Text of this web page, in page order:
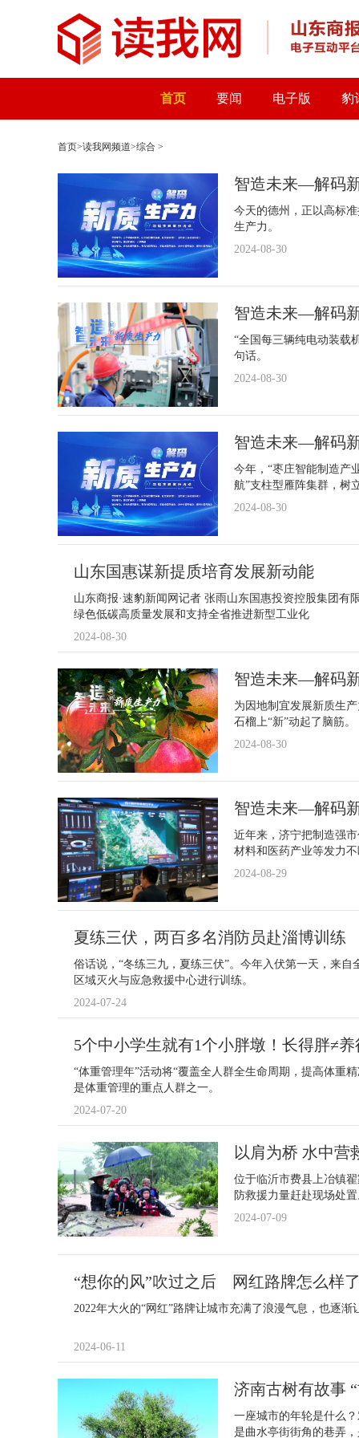
首页 要闻 电子版 豹
首页>读我网频道>综合 >
智造未来—解码
今天的德州，正以高标
生产力。
2024-08-30
智造未来—解码
“全国每三辆纯电动装载
句话。
2024-08-30
智造未来—解码
今年，“枣庄智能制造产
航”支柱型雁阵集群，树
2024-08-30
山东国惠谋新提质培育发展新动能
山东商报·速豹新闻网记者 张雨山东国惠投资控股集团有
绿色低碳高质量发展和支持全省推进新型工业化
2024-08-30
智造未来—解码
为因地制宜发展新质生
石榴上“新”动起了脑筋。
2024-08-30
智造未来—解码
近年来，济宁把制造强
材料和医药产业等发力
2024-08-29
夏练三伏，两百多名消防员赴淄博训练
俗话说，“冬练三九，夏练三伏”。今年入伏第一天，来
区域灭火与应急救援中心进行训练。
2024-07-24
5个中小学生就有1个小胖墩！长得胖≠养
“体重管理年”活动将“覆盖全人群全生命周期，提高体重
是体重管理的重点人群之一。
2024-07-20
以肩为桥 水中营
位于临沂市费县上冶镇
防救援力量赶赴现场处
2024-07-09
“想你的风”吹过之后 网红路牌怎么样
2022年大火的“网红”路牌让城市充满了浪漫气息，也逐渐
2024-06-11
济南古树有故事
一座城市的年轮是什么
是曲水亭街街角的巷弄